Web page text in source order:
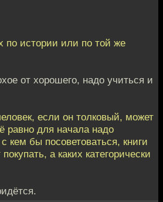
по истории или по той же
от хорошего, надо учиться и
если он толковый, может
равно для начала надо
кем бы посоветоваться, книги
а каких категорически